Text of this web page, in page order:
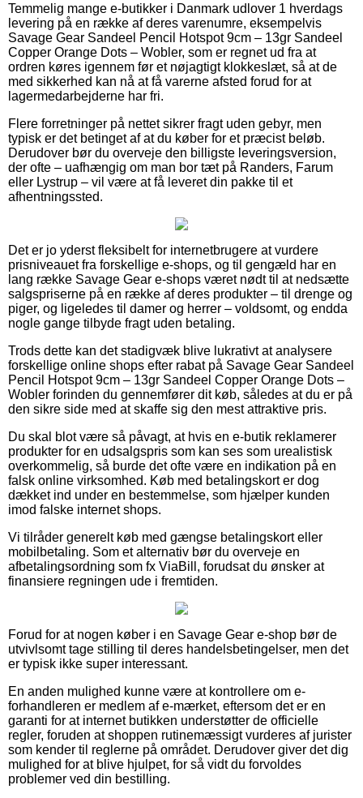
Temmelig mange e-butikker i Danmark udlover 1 hverdags
levering på en række af deres varenumre, eksempelvis
Savage Gear Sandeel Pencil Hotspot 9cm – 13gr Sandeel
Copper Orange Dots – Wobler, som er regnet ud fra at
ordren køres igennem før et nøjagtigt klokkeslæt, så at de
med sikkerhed kan nå at få varerne afsted forud for at
lagermedarbejderne har fri.
Flere forretninger på nettet sikrer fragt uden gebyr, men
typisk er det betinget af at du køber for et præcist beløb.
Derudover bør du overveje den billigste leveringsversion,
der ofte – uafhængig om man bor tæt på Randers, Farum
eller Lystrup – vil være at få leveret din pakke til et
afhentningssted.
Det er jo yderst fleksibelt for internetbrugere at vurdere
prisniveauet fra forskellige e-shops, og til gengæld har en
lang række Savage Gear e-shops været nødt til at nedsætte
salgspriserne på en række af deres produkter – til drenge og
piger, og ligeledes til damer og herrer – voldsomt, og endda
nogle gange tilbyde fragt uden betaling.
Trods dette kan det stadigvæk blive lukrativt at analysere
forskellige online shops efter rabat på Savage Gear Sandeel
Pencil Hotspot 9cm – 13gr Sandeel Copper Orange Dots –
Wobler forinden du gennemfører dit køb, således at du er på
den sikre side med at skaffe sig den mest attraktive pris.
Du skal blot være så påvagt, at hvis en e-butik reklamerer
produkter for en udsalgspris som kan ses som urealistisk
overkommelig, så burde det ofte være en indikation på en
falsk online virksomhed. Køb med betalingskort er dog
dækket ind under en bestemmelse, som hjælper kunden
imod falske internet shops.
Vi tilråder generelt køb med gængse betalingskort eller
mobilbetaling. Som et alternativ bør du overveje en
afbetalingsordning som fx ViaBill, forudsat du ønsker at
finansiere regningen ude i fremtiden.
Forud for at nogen køber i en Savage Gear e-shop bør de
utvivlsomt tage stilling til deres handelsbetingelser, men det
er typisk ikke super interessant.
En anden mulighed kunne være at kontrollere om e-
forhandleren er medlem af e-mærket, eftersom det er en
garanti for at internet butikken understøtter de officielle
regler, foruden at shoppen rutinemæssigt vurderes af jurister
som kender til reglerne på området. Derudover giver det dig
mulighed for at blive hjulpet, for så vidt du forvoldes
problemer ved din bestilling.